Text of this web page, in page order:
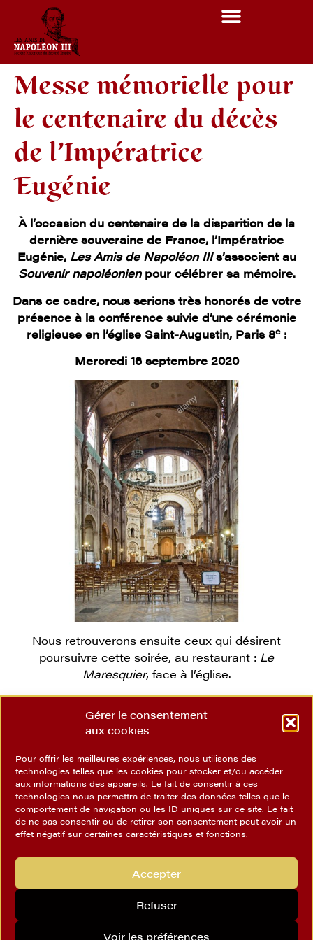
Gérer le consentement
aux cookies
Pour offrir les meilleures expériences, nous utilisons des
technologies telles que les cookies pour stocker et/ou accéder
aux informations des appareils. Le fait de consentir à ces
technologies nous permettra de traiter des données telles que le
comportement de navigation ou les ID uniques sur ce site. Le fait
de ne pas consentir ou de retirer son consentement peut avoir un
effet négatif sur certaines caractéristiques et fonctions.
Accepter
Refuser
Voir les préférences
Messe mémorielle pour
le centenaire du décès
de l’Impératrice
Eugénie
À l’occasion du centenaire de la disparition de la
dernière souveraine de France, l’Impératrice
Eugénie, Les Amis de Napoléon IIIs’associent au
Souvenir napoléonienpour célébrer sa mémoire.
Dans ce cadre, nous serions très honorés de votre
présence à la conférence suivie d’une cérémonie
religieuse en l’église Saint-Augustin, Paris 8e:
Mercredi 16 septembre 2020
Nous retrouverons ensuite ceux qui désirent
poursuivre cette soirée, au restaurant : Le
Maresquier, face à l’église.
Voir la newsletter pour davantage d’informations
Société historique du Second
Empire
Nos réseaux sociaux
Découvrir Napoléon
III
Notre association
Nos activités